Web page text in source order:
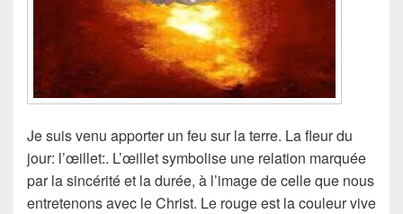
Je suis venu apporter un feu sur la terre. La fleur du
jour: l’œillet:. L’œillet symbolise une relation marquée
par la sincérité et la durée, à l’image de celle que nous
entretenons avec le Christ. Le rouge est la couleur vive